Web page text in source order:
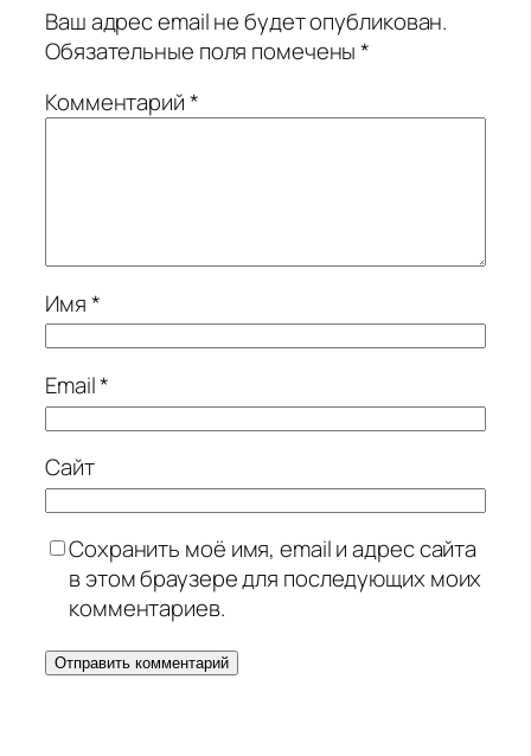
Ваш адрес email не будет опубликован.
Обязательные поля помечены*
Комментарий*
Имя*
Email*
Сайт
Сохранить моё имя, email и адрес сайта
в этом браузере для последующих моих
комментариев.